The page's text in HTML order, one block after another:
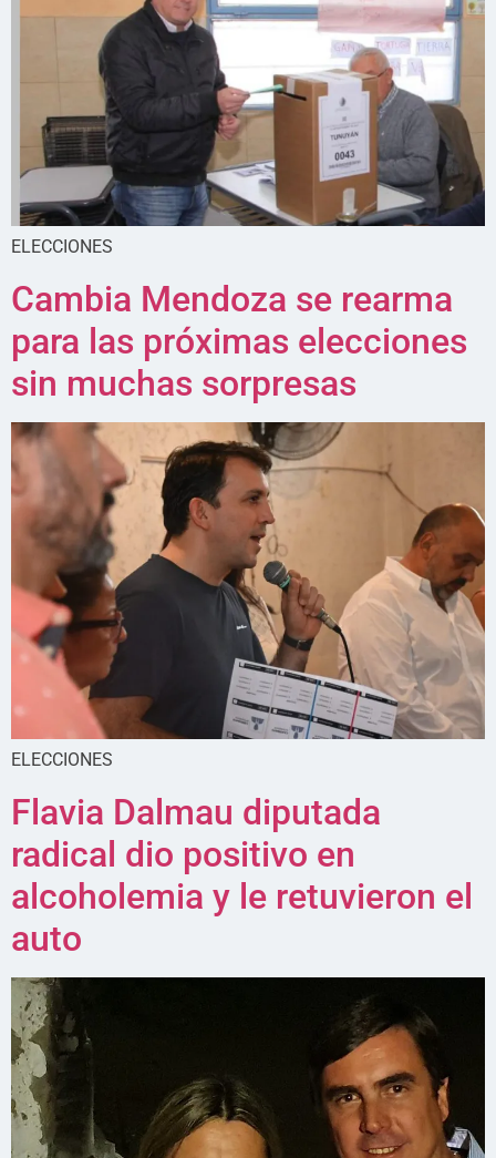
ELECCIONES
Cambia Mendoza se rearma
para las próximas elecciones
sin muchas sorpresas
ELECCIONES
Flavia Dalmau diputada
radical dio positivo en
alcoholemia y le retuvieron el
auto